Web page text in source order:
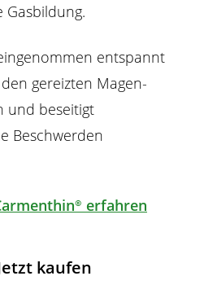
Gasbildung.
entspannt
den gereizten Magen-
und beseitigt
Beschwerden
erfahren
kaufen